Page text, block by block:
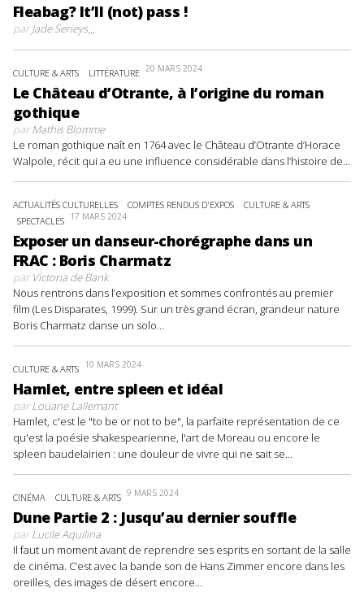
Fleabag? It’ll (not) pass !
parJade Serieys...
CULTURE & ARTS LITTÉRATURE 20 MARS 2024
Le Château d’Otrante, à l’origine du roman
gothique
parMathis Blomme
Le roman gothique naît en 1764 avec le Château d’Otrante d’Horace
Walpole, récit qui a eu une influence considérable dans l’histoire de...
ACTUALITÉS CULTURELLES COMPTES RENDUS D'EXPOS
CULTURE & ARTS
SPECTACLES 17 MARS 2024
Exposer un danseur-chorégraphe dans un
FRAC : Boris Charmatz
parVictoria de Bank
Nous rentrons dans l’exposition et sommes confrontés au premier
film (Les Disparates, 1999). Sur un très grand écran, grandeur nature
Boris Charmatz danse un solo...
CULTURE & ARTS 10 MARS 2024
Hamlet, entre spleen et idéal
parLouane Lallemant
Hamlet, c'est le "to be or not to be", la parfaite représentation de ce
qu'est la poésie shakespearienne, l'art de Moreau ou encore le
spleen baudelairien : une douleur de vivre qui ne sait se...
CINÉMA CULTURE & ARTS 9 MARS 2024
Dune Partie 2 : Jusqu’au dernier souffle
parLucile Aquilina
Il faut un moment avant de reprendre ses esprits en sortant de la salle
de cinéma. C’est avec la bande son de Hans Zimmer encore dans les
oreilles, des images de désert encore...